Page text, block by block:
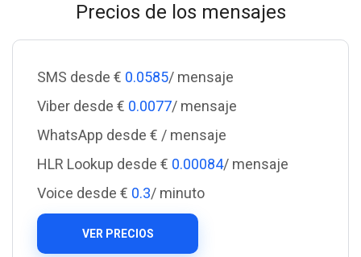
Precios de los mensajes
SMS desde € 0.0585/ mensaje
Viber desde € 0.0077/ mensaje
WhatsApp desde € / mensaje
HLR Lookup desde € 0.00084/ mensaje
Voice desde € 0.3/ minuto
VER PRECIOS